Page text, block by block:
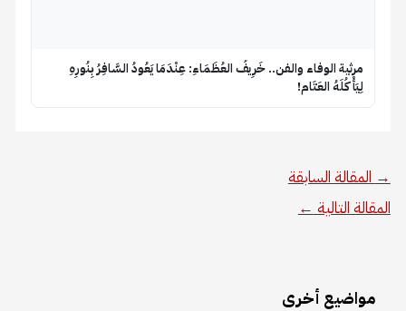
​مرثية الوفاء والفن.. خَرِيفُ العُظَمَاءِ: عِنْدَمَا يَعُودُ السَّافِرُ بِنُورِهِ
لِيَأْكُلَهُ العَتَام!
→ المقالة السابقة
المقالة التالية ←
مواضيع أخرى